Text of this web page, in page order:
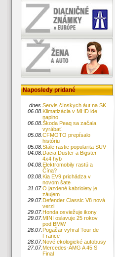
Naposledy pridané
dnes Servis čínskych áut na SK
06.08.Klimatizácia v MHD ide
naplno.
06.08.Škoda Peaq sa začala
vyrábať.
05.08.CFMOTO prepísalo
históriu
05.08.Stále rastie popularita SUV
04.08.Dacia Duster a Bigster
4x4 hyb
04.08.Elektromobily rastú a
Čína?
03.08.Kia EV9 prichádza v
novom šate
31.07.O jazdené kabriolety je
záujem
29.07.Defender Classic V8 nová
verzi
29.07.Honda osviežuje ikony
29.07.MINI oslavuje 25 rokov
pod BMW
28.07.Pogačar vyhral Tour de
France
28.07.Nové ekologické autobusy
27.07.Mercedes-AMG A 45 S
Final